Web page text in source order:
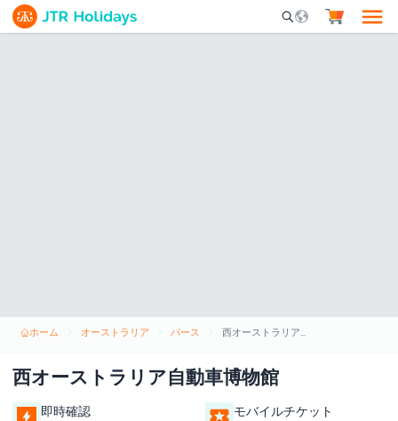
Mobile Search
ホーム オーストラリア パース 西オーストラリア自動車博物館
西オーストラリア自動車博物館
即時確認 モバイルチケット